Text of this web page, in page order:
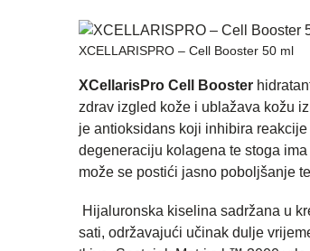
XCELLARISPRO – Cell Booster 50 ml
XCellarisPro Cell Booster
zdrav izgled kože i ublažava kožu
je antioksidans koji inhibira
degeneraciju kolagena te stoga
može se postići jasno poboljšanje
Hijaluronska kiselina sadržana u
sati, održavajući učinak dulje